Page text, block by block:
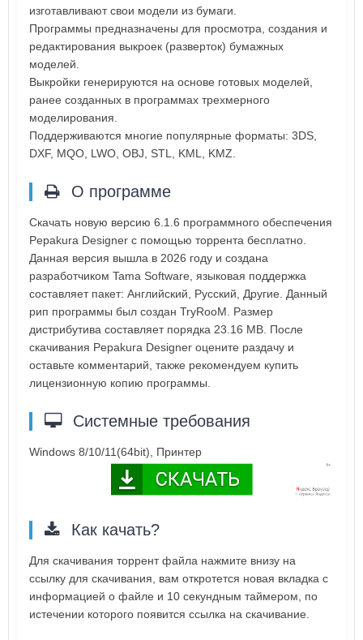
изготавливают свои модели из бумаги.
Программы предназначены для просмотра, создания и
редактирования выкроек (разверток) бумажных
моделей.
Выкройки генерируются на основе готовых моделей,
ранее созданных в программах трехмерного
моделирования.
Поддерживаются многие популярные форматы: 3DS,
DXF, MQO, LWO, OBJ, STL, KML, KMZ.
О программе
Скачать новую версию 6.1.6 программного обеспечения
Pepakura Designer с помощью торрента бесплатно.
Данная версия вышла в 2026 году и создана
разработчиком Tama Software, языковая поддержка
составляет пакет: Английский, Русский, Другие. Данный
рип программы был создан TryRooM. Размер
дистрибутива составляет порядка 23.16 MB. После
скачивания Pepakura Designer оцените раздачу и
оставьте комментарий, также рекомендуем купить
лицензионную копию программы.
Системные требования
Windows 8/10/11(64bit), Принтер
Как качать?
Для скачивания торрент файла нажмите внизу на
ссылку для скачивания, вам откротется новая вкладка с
информацией о файле и 10 секундным таймером, по
истечении которого появится ссылка на скачивание.